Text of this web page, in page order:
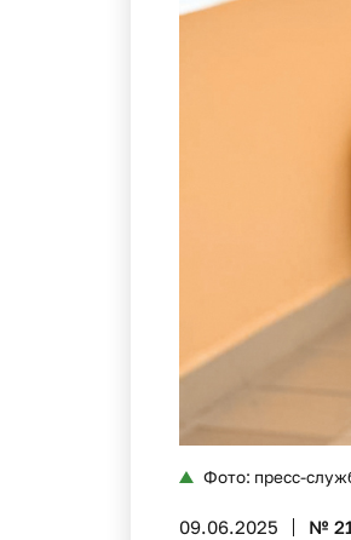
Фото: пресс-
09.06.2025 №